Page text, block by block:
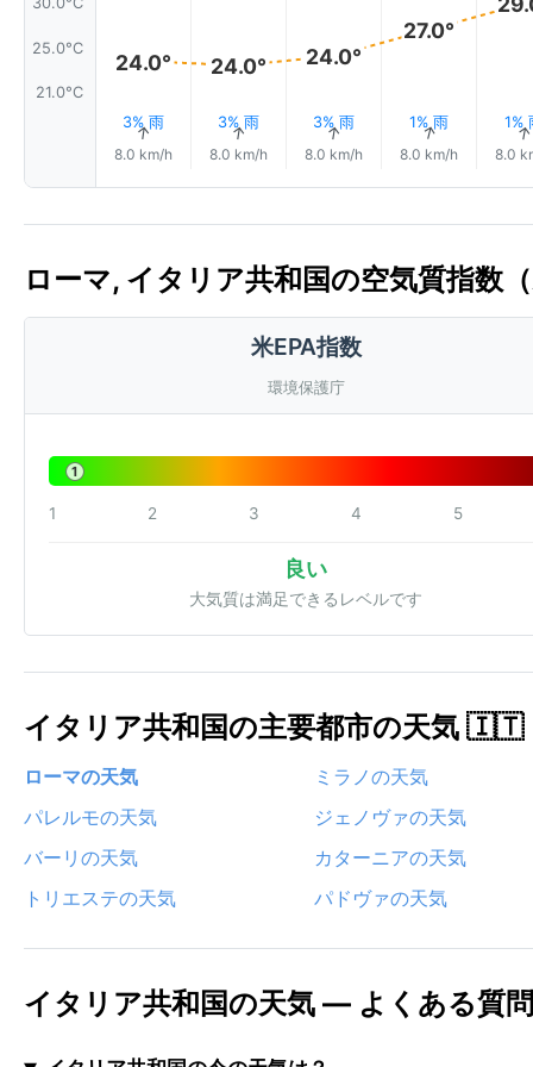
25.0°C
21.0°C
24.0°
3% 雨
↑
8.0 km/h
24.0°
3% 雨
↑
8.0 km/h
24.0°
3% 雨
↑
8.0 km/h
27.0°
1% 雨
↑
8.0 km/h
1%↑
8.0
ローマ, イタリア共和国の空気質指数
米EPA指数
環境保護庁
1
1 2 3 4 5
良い
大気質は満足できるレベルです
イタリア共和国の主要都市の天気 🇮🇹
ローマの天気
ミラノの天気
パレルモの天気
ジェノヴァの天気
バーリの天気
カターニアの天気
トリエステの天気
パドヴァの天気
イタリア共和国の天気 — よくある質問